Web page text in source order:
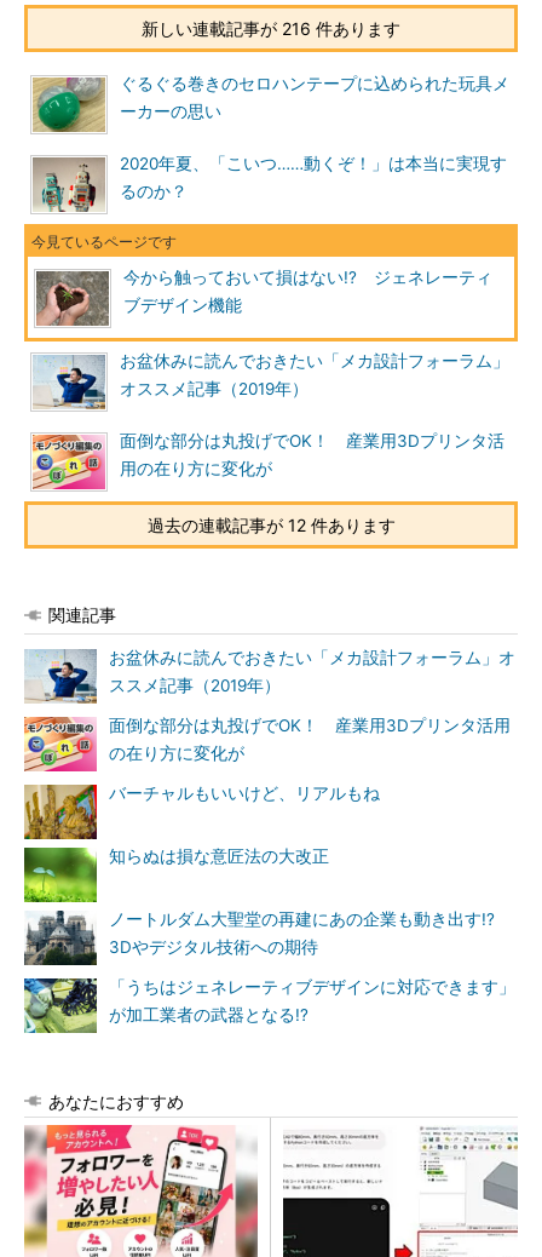
新しい連載記事が 216 件あります
ぐるぐる巻きのセロハンテープに込められた玩具メ
ーカーの思い
2020年夏、「こいつ……動くぞ！」は本当に実現す
るのか？
今から触っておいて損はない!? ジェネレーティ
ブデザイン機能
お盆休みに読んでおきたい「メカ設計フォーラム」
オススメ記事（2019年）
面倒な部分は丸投げでOK！ 産業用3Dプリンタ活
用の在り方に変化が
過去の連載記事が 12 件あります
関連記事
お盆休みに読んでおきたい「メカ設計フォーラム」オ
ススメ記事（2019年）
面倒な部分は丸投げでOK！ 産業用3Dプリンタ活用
の在り方に変化が
バーチャルもいいけど、リアルもね
知らぬは損な意匠法の大改正
ノートルダム大聖堂の再建にあの企業も動き出す!?
3Dやデジタル技術への期待
「うちはジェネレーティブデザインに対応できます」
が加工業者の武器となる!?
あなたにおすすめ